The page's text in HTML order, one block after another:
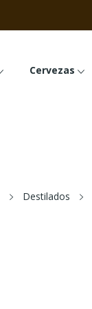
Cervezas
Destilados